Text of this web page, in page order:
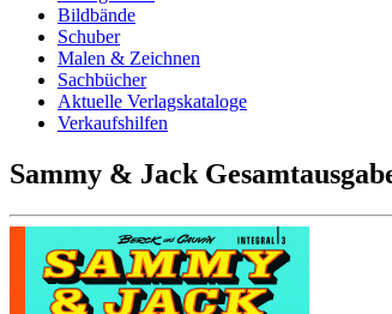
Bildbände
Schuber
Malen & Zeichnen
Sachbücher
Aktuelle Verlagskataloge
Verkaufshilfen
Sammy & Jack